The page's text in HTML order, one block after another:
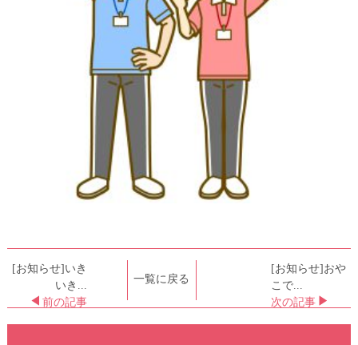
[お知らせ]いき
いき...
前の記事
一覧に戻る
[お知らせ]おや
こで...
次の記事